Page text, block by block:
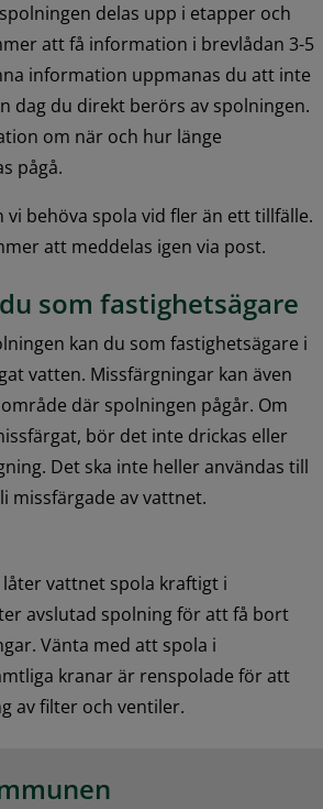
delas upp i etapper och
att få information i brevlådan 3-5
information uppmanas du att inte
dag du direkt berörs av spolningen.
om när och hur länge
pågå.
vi behöva spola vid fler än ett tillfälle.
att meddelas igen via post.
som fastighetsägare
kan du som fastighetsägare i
vatten. Missfärgningar kan även
där spolningen pågår. Om
bör det inte drickas eller
Det ska inte heller användas till
missfärgade av vattnet.
vattnet spola kraftigt i
avslutad spolning för att få bort
Vänta med att spola i
kranar är renspolade för att
av filter och ventiler.